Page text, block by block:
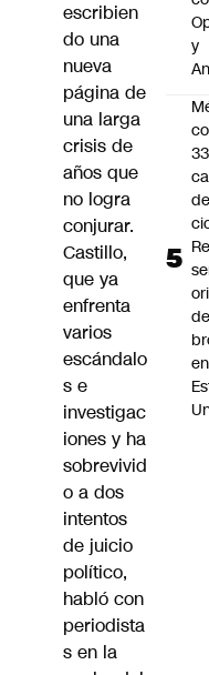
escribien
do una
nueva
página de
una larga
crisis de
años que
no logra
conjurar.
Castillo,
que ya
enfrenta
varios
escándalo
s e
investigac
iones y ha
sobrevivid
o a dos
intentos
de juicio
político,
habló con
periodista
s en la
y
33
de
en